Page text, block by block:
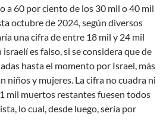
a 60 por ciento de los 30 mil o 40 mil
octubre de 2024, según diversos
una cifra de entre 18 mil y 24 mil
es falso, si se considera que de
hasta el momento por Israel, más
niños y mujeres. La cifra no cuadra ni
mil muertos restantes fuesen todos
lo cual, desde luego, sería por